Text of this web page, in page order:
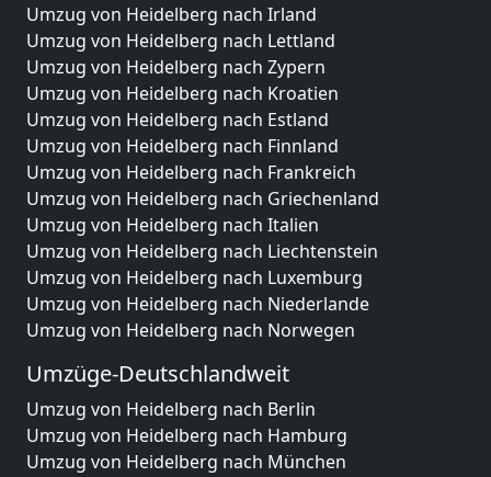
Umzug von Heidelberg nach Irland
Umzug von Heidelberg nach Lettland
Umzug von Heidelberg nach Zypern
Umzug von Heidelberg nach Kroatien
Umzug von Heidelberg nach Estland
Umzug von Heidelberg nach Finnland
Umzug von Heidelberg nach Frankreich
Umzug von Heidelberg nach Griechenland
Umzug von Heidelberg nach Italien
Umzug von Heidelberg nach Liechtenstein
Umzug von Heidelberg nach Luxemburg
Umzug von Heidelberg nach Niederlande
Umzug von Heidelberg nach Norwegen
Umzüge-Deutschlandweit
Umzug von Heidelberg nach Berlin
Umzug von Heidelberg nach Hamburg
Umzug von Heidelberg nach München